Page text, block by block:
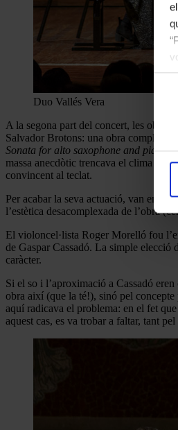
de
Duo Vallés Vera
A la segona part del concert, les obres
Salvador Brotons: una obra complexa
Sonata for alto saxophone and piano
massa anecdòtic trencava el clima
convincent al teclat.
Per acabar la seva actuació, van
l’estètica desacomplexada de l’obra
El violoncel·lista Roger Morelló fou
de Gaspar Cassadó. La simple elecció
caràcter.
Si el so i l’aproximació a Cassadó
obra així (que la té!), sinó pel
aquí radicava el problema: en el fet
aquest cas, es va trobar a faltar, tant